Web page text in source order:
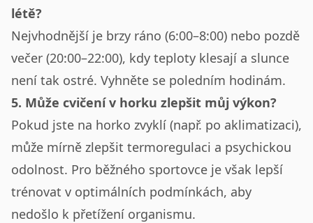
létě?
Nejvhodnější je brzy ráno (6:00–8:00) nebo pozdě
večer (20:00–22:00), kdy teploty klesají a slunce
není tak ostré. Vyhněte se poledním hodinám.
5. Může cvičení v horku zlepšit můj výkon?
Pokud jste na horko zvyklí (např. po aklimatizaci),
může mírně zlepšit termoregulaci a psychickou
odolnost. Pro běžného sportovce je však lepší
trénovat v optimálních podmínkách, aby
nedošlo k přetížení organismu.